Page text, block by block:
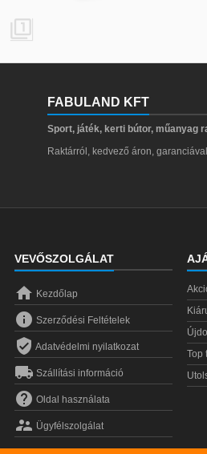

FABULAND KFT
Sport, játék, kerti bútor, műanyag
Raktárról, kedvező áron,
VEVŐSZOLGÁLAT
 Kezdőlap
 Szerződési Feltételek
 Adatvédelmi nyilatkozat
 Szállítási információ
 Oldal használata
 Ügyfélszolgálat
Top